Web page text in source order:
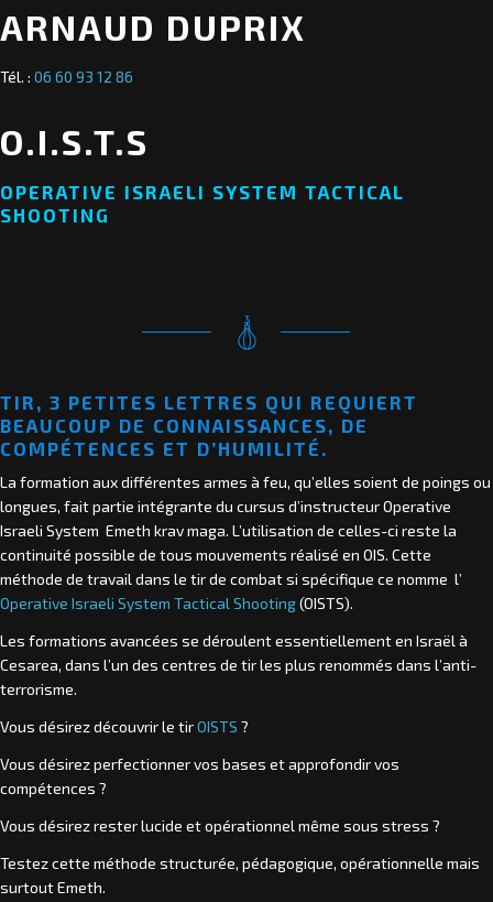
ARNAUD DUPRIX
Tél. : 06 60 93 12 86
O.I.S.T.S
OPERATIVE ISRAELI SYSTEM TACTICAL
SHOOTING
TIR, 3 PETITES LETTRES QUI REQUIERT
BEAUCOUP DE CONNAISSANCES, DE
COMPÉTENCES ET D’HUMILITÉ.
La formation aux différentes armes à feu, qu’elles soient de poings ou
longues, fait partie intégrante du cursus d’instructeur Operative
Israeli System Emeth krav maga. L’utilisation de celles-ci reste la
continuité possible de tous mouvements réalisé en OIS. Cette
méthode de travail dans le tir de combat si spécifique ce nomme l’
Operative Israeli System Tactical Shooting(OISTS).
Les formations avancées se déroulent essentiellement en Israël à
Cesarea, dans l’un des centres de tir les plus renommés dans l’anti-
terrorisme.
Vous désirez découvrir le tirOISTS ?
Vous désirez perfectionner vos bases et approfondir vos
compétences ?
Vous désirez rester lucide et opérationnel même sous stress ?
Testez cette méthode structurée, pédagogique, opérationnelle mais
surtout Emeth.